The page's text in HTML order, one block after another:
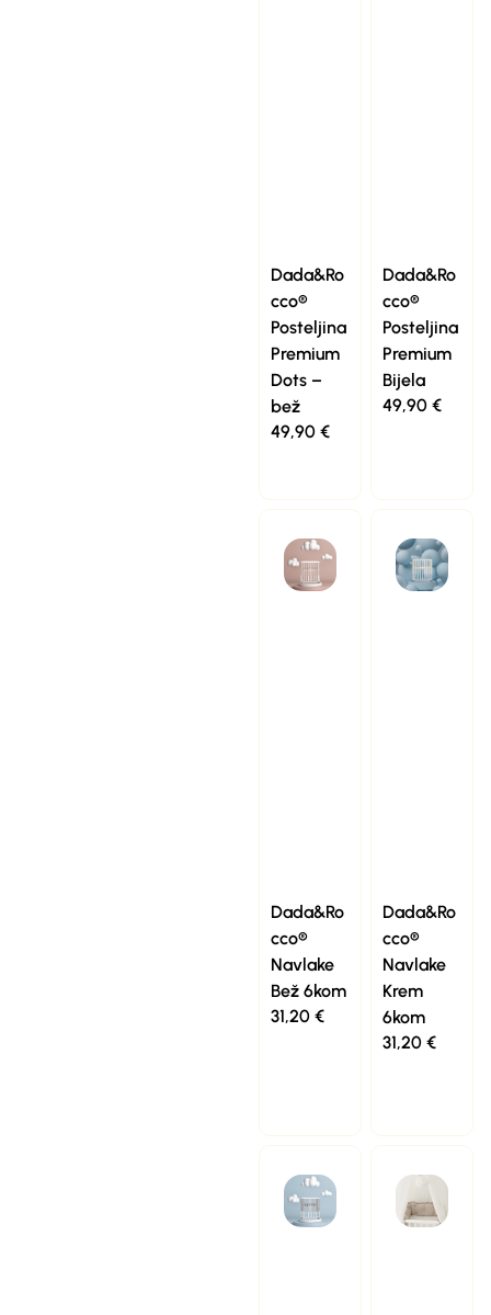
Dada&Ro
cco®
Posteljina
Premium
Dots –
bež
49,90 €
Dada&Ro
cco®
Posteljina
Premium
Bijela
49,90 €
Dada&Ro
cco®
Navlake
Bež 6kom
31,20 €
Dada&Ro
cco®
Navlake
Krem
6kom
31,20 €